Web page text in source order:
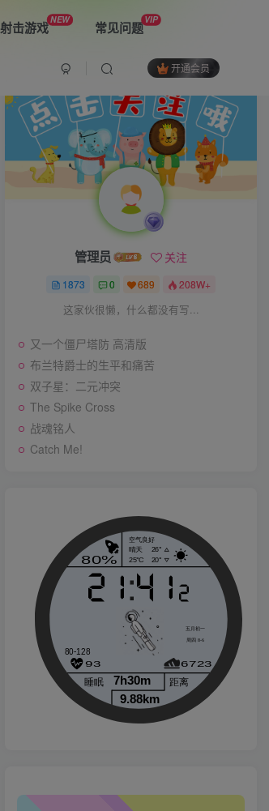
射击游戏NEW 常见问题VIP
开通会员
又一个僵尸塔防 高清版
布兰特爵士的生平和痛苦
The Spike Cross
管理员 关注
1873 0 689 208W+
这家伙很懒，什么都没有写...
又一个僵尸塔防 高清版
布兰特爵士的生平和痛苦
双子星：二元冲突
The Spike Cross
战魂铭人
Catch Me!
生活也美好了！
心情也舒畅了！
腿也不痛了！